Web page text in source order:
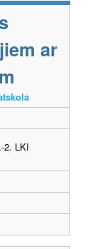
ar
2. LKI